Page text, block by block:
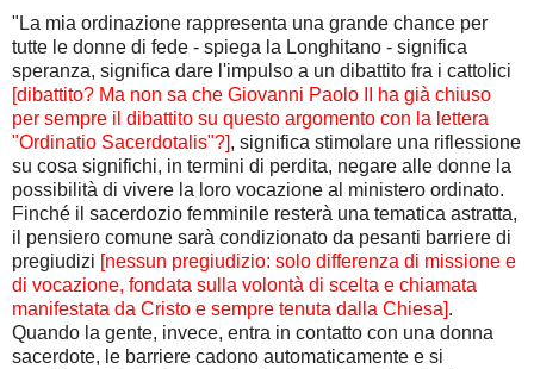
"La mia ordinazione rappresenta una grande chance per
tutte le donne di fede - spiega la Longhitano - significa
speranza, significa dare l'impulso a un dibattito fra i cattolici
[dibattito? Ma non sa che Giovanni Paolo II ha già chiuso
per sempre il dibattito su questo argomento con la lettera
"Ordinatio Sacerdotalis"?], significa stimolare una riflessione
su cosa significhi, in termini di perdita, negare alle donne la
possibilità di vivere la loro vocazione al ministero ordinato.
Finché il sacerdozio femminile resterà una tematica astratta,
il pensiero comune sarà condizionato da pesanti barriere di
pregiudizi [nessun pregiudizio: solo differenza di missione e
di vocazione, fondata sulla volontà di scelta e chiamata
manifestata da Cristo e sempre tenuta dalla Chiesa].
Quando la gente, invece, entra in contatto con una donna
sacerdote, le barriere cadono automaticamente e si